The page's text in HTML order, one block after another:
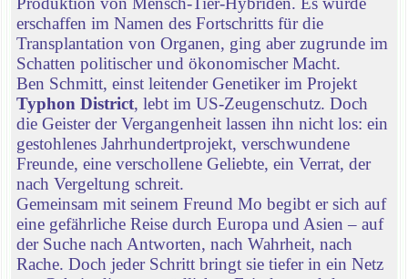
erschaffen im Namen des Fortschritts für die
Transplantation von Organen, ging aber zugrunde im
Schatten politischer und ökonomischer Macht.
Ben Schmitt, einst leitender Genetiker im Projekt
Typhon District, lebt im US-Zeugenschutz. Doch
die Geister der Vergangenheit lassen ihn nicht los: ein
gestohlenes Jahrhundertprojekt, verschwundene
Freunde, eine verschollene Geliebte, ein Verrat, der
nach Vergeltung schreit.
Gemeinsam mit seinem Freund Mo begibt er sich auf
eine gefährliche Reise durch Europa und Asien – auf
der Suche nach Antworten, nach Wahrheit, nach
Rache. Doch jeder Schritt bringt sie tiefer in ein Netz